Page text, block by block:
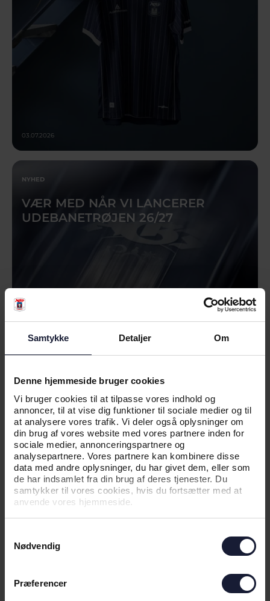
Samtykke Detaljer Om
Denne hjemmeside bruger cookies
Vi bruger cookies til at tilpasse vores indhold og
annoncer, til at vise dig funktioner til sociale medier og til
at analysere vores trafik. Vi deler også oplysninger om
din brug af vores website med vores partnere inden for
sociale medier, annonceringspartnere og
analysepartnere. Vores partnere kan kombinere disse
data med andre oplysninger, du har givet dem, eller som
de har indsamlet fra din brug af deres tjenester. Du
samtykker til vores cookies, hvis du fortsætter med at
anvende vores hjemmeside.
Nødvendig
Præferencer
03.07.2026
NYHED
VÆR MED NÅR VI LANCERER
UDEBANETRØJEN 26/27
01.07.2026
NYHED
INFORMATION OM TESTKAMP PÅ
SØNDAG